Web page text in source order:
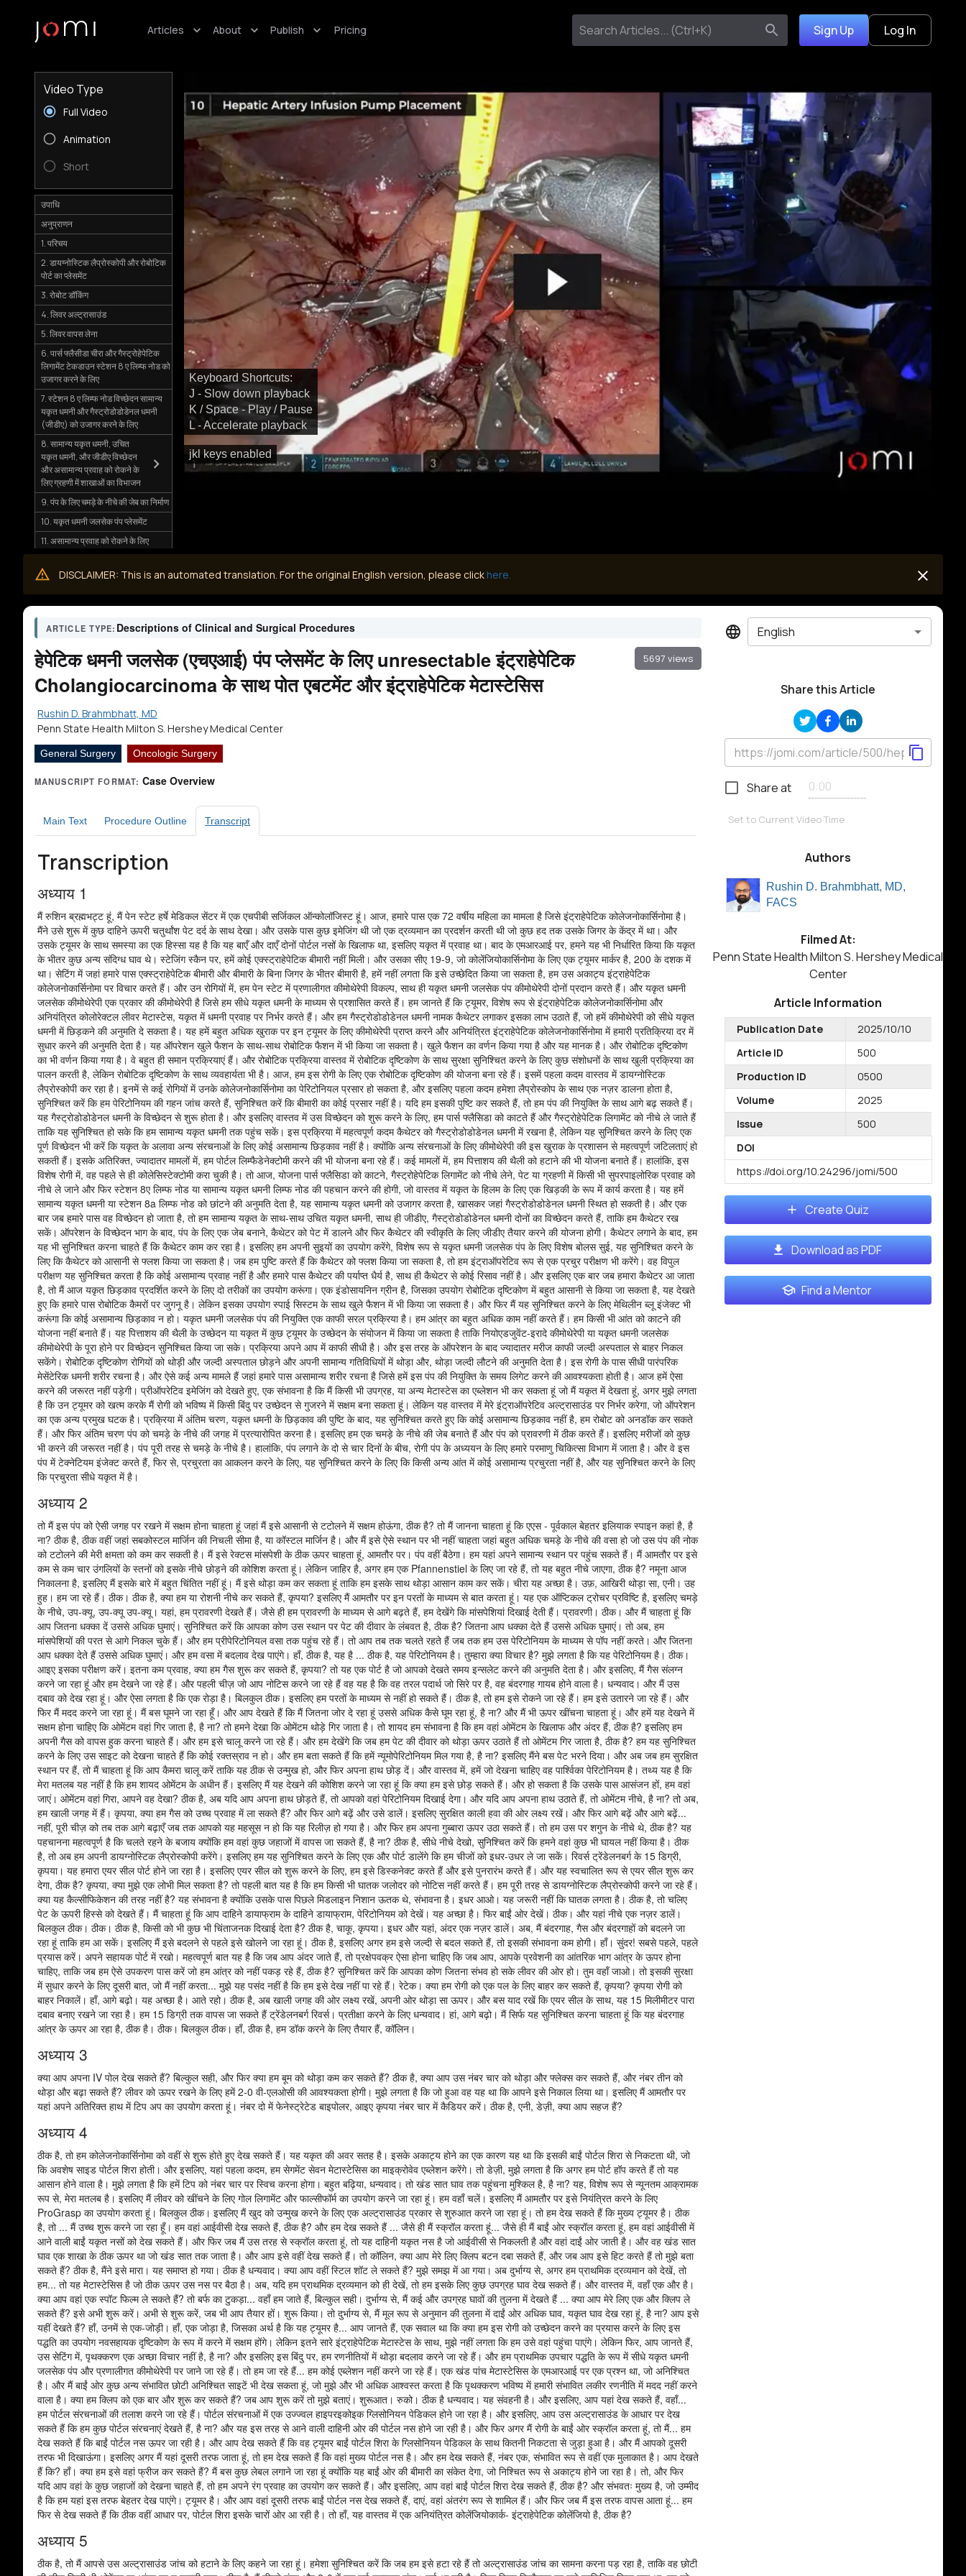
Articles About Publish Pricing Sign Up Log In
jkl keys enabled
Keyboard Shortcuts:
J - Slow down playback
K / Space - Play / Pause
L - Accelerate playback
Video Type
Full Video
Animation
Short
उपाधि
अनुप्राणन
1. परिचय
2. डायग्नोस्टिक लैप्रोस्कोपी और रोबोटिक
पोर्ट का प्लेसमेंट
3. रोबोट डॉकिंग
4. लिवर अल्ट्रासाउंड
5. लिवर वापस लेना
6. पार्स फ्लैसीडा चीरा और गैस्ट्रोहेपेटिक
लिगामेंट टेकडाउन स्टेशन 8 ए लिम्फ नोड को
उजागर करने के लिए
7. स्टेशन 8 ए लिम्फ नोड विच्छेदन सामान्य
यकृत धमनी और गैस्ट्रोडोडोडेनल धमनी
(जीडीए) को उजागर करने के लिए
8. सामान्य यकृत धमनी, उचित
यकृत धमनी, और जीडीए विच्छेदन
और असामान्य प्रवाह को रोकने के
लिए ग्रहणी में शाखाओं का विभाजन
9. पंप के लिए चमड़े के नीचे की जेब का निर्माण
10. यकृत धमनी जलसेक पंप प्लेसमेंट
11. असामान्य प्रवाह को रोकने के लिए
आईसीजी और मेथिलीन ब्लू परीक्षण
12. हेमोस्टेसिस, टीएपी ब्लॉक और रोबोट
13. चमड़े के नीचे की जेब में पंप की नियुक्ति
14. बंद करना
DISCLAIMER: This is an automated translation. For the original English version, please click here.
ARTICLE TYPE: Descriptions of Clinical and Surgical Procedures
हेपेटिक धमनी जलसेक (एचएआई) पंप प्लेसमेंट के लिए unresectable इंट्राहेपेटिक
Cholangiocarcinoma के साथ पोत एबटमेंट और इंट्राहेपेटिक मेटास्टेसिस
5697 views
Rushin D. Brahmbhatt, MD
Penn State Health Milton S. Hershey Medical Center
General Surgery Oncologic Surgery
MANUSCRIPT FORMAT: Case Overview
Main Text Procedure Outline Transcript
Transcription
अध्याय 1
मैं रुशिन ब्रह्मभट्ट हूं, मैं पेन स्टेट हर्षे मेडिकल सेंटर में एक एचपीबी सर्जिकल ऑन्कोलॉजिस्ट हूं। आज, हमारे पास एक 72 वर्षीय महिला का मामला है जिसे इंट्राहेपेटिक कोलेजनोकार्सिनोमा है।
मैंने उसे शुरू में कुछ दाहिने ऊपरी चतुर्थांश पेट दर्द के साथ देखा। और उसके पास कुछ इमेजिंग थी जो एक द्रव्यमान का प्रदर्शन करती थी जो कुछ हद तक उसके जिगर के केंद्र में था। और
उसके ट्यूमर के साथ समस्या का एक हिस्सा यह है कि यह बाएँ और दाएँ दोनों पोर्टल नसों के खिलाफ था, इसलिए यकृत में प्रवाह था। बाद के एमआरआई पर, हमने यह भी निर्धारित किया कि यकृत
के भीतर कुछ अन्य संदिग्ध घाव थे। स्टेजिंग स्कैन पर, हमें कोई एक्स्ट्राहेपेटिक बीमारी नहीं मिली। और उसका सीए 19-9, जो कोलेंजियोकार्सिनोमा के लिए एक ट्यूमर मार्कर है, 200 के दशक में
था। सेटिंग में जहां हमारे पास एक्स्ट्राहेपेटिक बीमारी और बीमारी के बिना जिगर के भीतर बीमारी है, हमें नहीं लगता कि इसे उच्छेदित किया जा सकता है, हम उस अकाट्य इंट्राहेपेटिक
कोलेजनोकार्सिनोमा पर विचार करते हैं। और उन रोगियों में, हम पेन स्टेट में प्रणालीगत कीमोथेरेपी विकल्प, साथ ही यकृत धमनी जलसेक पंप कीमोथेरेपी दोनों प्रदान करते हैं। और यकृत धमनी
जलसेक कीमोथेरेपी एक प्रकार की कीमोथेरेपी है जिसे हम सीधे यकृत धमनी के माध्यम से प्रशासित करते हैं। हम जानते हैं कि ट्यूमर, विशेष रूप से इंट्राहेपेटिक कोलेजनोकार्सिनोमा और
अनियंत्रित कोलोरेक्टल लीवर मेटास्टेस, यकृत में धमनी प्रवाह पर निर्भर करते हैं। और हम गैस्ट्रोडोडोडेनल धमनी नामक कैथेटर लगाकर इसका लाभ उठाते हैं, जो हमें कीमोथेरेपी को सीधे यकृत
धमनी में छिड़कने की अनुमति दे सकता है। यह हमें बहुत अधिक खुराक पर इन ट्यूमर के लिए कीमोथेरेपी प्राप्त करने और अनियंत्रित इंट्राहेपेटिक कोलेजनोकार्सिनोमा में हमारी प्रतिक्रिया दर में
सुधार करने की अनुमति देता है। यह ऑपरेशन खुले फैशन के साथ-साथ रोबोटिक फैशन में भी किया जा सकता है। खुले फैशन का वर्णन किया गया है और यह मानक है। और रोबोटिक दृष्टिकोण
का भी वर्णन किया गया है। वे बहुत ही समान प्रक्रियाएं हैं। और रोबोटिक प्रक्रिया वास्तव में रोबोटिक दृष्टिकोण के साथ सुरक्षा सुनिश्चित करने के लिए कुछ संशोधनों के साथ खुली प्रक्रिया का
पालन करती है, लेकिन रोबोटिक दृष्टिकोण के साथ व्यवहार्यता भी है। आज, हम इस रोगी के लिए एक रोबोटिक दृष्टिकोण की योजना बना रहे हैं। इसमें पहला कदम वास्तव में डायग्नोस्टिक
लैप्रोस्कोपी कर रहा है। इनमें से कई रोगियों में उनके कोलेजनोकार्सिनोमा का पेरिटोनियल प्रसार हो सकता है, और इसलिए पहला कदम हमेशा लैप्रोस्कोप के साथ एक नज़र डालना होता है,
सुनिश्चित करें कि हम पेरिटोनियम की गहन जांच करते हैं, सुनिश्चित करें कि बीमारी का कोई प्रसार नहीं है। यदि हम इसकी पुष्टि कर सकते हैं, तो हम पंप की नियुक्ति के साथ आगे बढ़ सकते हैं।
यह गैस्ट्रोडोडोडेनल धमनी के विच्छेदन से शुरू होता है। और इसलिए वास्तव में उस विच्छेदन को शुरू करने के लिए, हम पार्स फ्लैसिडा को काटते हैं और गैस्ट्रोहेपेटिक लिगामेंट को नीचे ले जाते हैं
ताकि यह सुनिश्चित हो सके कि हम सामान्य यकृत धमनी तक पहुंच सकें। इस प्रक्रिया में महत्वपूर्ण कदम कैथेटर को गैस्ट्रोडोडोडेनल धमनी में रखना है, लेकिन यह सुनिश्चित करने के लिए एक
पूर्ण विच्छेदन भी करें कि यकृत के अलावा अन्य संरचनाओं के लिए कोई असामान्य छिड़काव नहीं है। क्योंकि अन्य संरचनाओं के लिए कीमोथेरेपी की इस खुराक के प्रशासन से महत्वपूर्ण जटिलताएं हो
सकती हैं। इसके अतिरिक्त, ज्यादातर मामलों में, हम पोर्टल लिम्फैडेनेक्टोमी करने की भी योजना बना रहे हैं। कई मामलों में, हम पित्ताशय की थैली को हटाने की भी योजना बनाते हैं। हालांकि, इस
विशेष रोगी में, वह पहले से ही कोलेसिस्टेक्टोमी करा चुकी है। तो आज, योजना पार्स फ्लैसिडा को काटने, गैस्ट्रोहेपेटिक लिगामेंट को नीचे लेने, पेट या ग्रहणी में किसी भी सुपरपाइलोरिक प्रवाह को
नीचे ले जाने और फिर स्टेशन 8ए लिम्फ नोड या सामान्य यकृत धमनी लिम्फ नोड की पहचान करने की होगी, जो वास्तव में यकृत के हिलम के लिए एक खिड़की के रूप में कार्य करता है। यह हमें
सामान्य यकृत धमनी या स्टेशन 8a लिम्फ नोड को छांटने की अनुमति देता है, यह सामान्य यकृत धमनी को उजागर करता है, खासकर जहां गैस्ट्रोडोडोडेनल धमनी स्थित हो सकती है। और एक
बार जब हमारे पास वह विच्छेदन हो जाता है, तो हम सामान्य यकृत के साथ-साथ उचित यकृत धमनी, साथ ही जीडीए, गैस्ट्रोडोडोडेनल धमनी दोनों का विच्छेदन करते हैं, ताकि हम कैथेटर रख
सकें। ऑपरेशन के विच्छेदन भाग के बाद, पंप के लिए एक जेब बनाने, कैथेटर को पेट में डालने और फिर कैथेटर की स्वीकृति के लिए जीडीए तैयार करने की योजना होगी। कैथेटर लगाने के बाद, हम
यह भी सुनिश्चित करना चाहते हैं कि कैथेटर काम कर रहा है। इसलिए हम अपनी सुइयों का उपयोग करेंगे, विशेष रूप से यकृत धमनी जलसेक पंप के लिए विशेष बोलस सुई, यह सुनिश्चित करने के
लिए कि कैथेटर को आसानी से फ्लश किया जा सकता है। जब हम पुष्टि करते हैं कि कैथेटर को फ्लश किया जा सकता है, तो हम इंट्राऑपरेटिव रूप से एक प्रचुर परीक्षण भी करेंगे। वह विपुल
परीक्षण यह सुनिश्चित करता है कि कोई असामान्य प्रवाह नहीं है और हमारे पास कैथेटर की पर्याप्त धैर्य है, साथ ही कैथेटर से कोई रिसाव नहीं है। और इसलिए एक बार जब हमारा कैथेटर आ जाता
है, तो मैं आज यकृत छिड़काव प्रदर्शित करने के लिए दो तरीकों का उपयोग करूंगा। एक इंडोसायनिन ग्रीन है, जिसका उपयोग रोबोटिक दृष्टिकोण में बहुत आसानी से किया जा सकता है, यह देखते
हुए कि हमारे पास रोबोटिक कैमरों पर जुगनू है। लेकिन इसका उपयोग स्पाई सिस्टम के साथ खुले फैशन में भी किया जा सकता है। और फिर मैं यह सुनिश्चित करने के लिए मेथिलीन ब्लू इंजेक्ट भी
करूंगा कि कोई असामान्य छिड़काव न हो। यकृत धमनी जलसेक पंप की नियुक्ति एक काफी सरल प्रक्रिया है। हम आंत्र का बहुत अधिक काम नहीं करते हैं। हम किसी भी आंत को काटने की
योजना नहीं बनाते हैं। यह पित्ताशय की थैली के उच्छेदन या यकृत में कुछ ट्यूमर के उच्छेदन के संयोजन में किया जा सकता है ताकि नियोएडजुवेंट-इरादे कीमोथेरेपी या यकृत धमनी जलसेक
कीमोथेरेपी के पूरा होने पर विच्छेदन सुनिश्चित किया जा सके। प्रक्रिया अपने आप में काफी सीधी है। और इस तरह के ऑपरेशन के बाद ज्यादातर मरीज काफी जल्दी अस्पताल से बाहर निकल
सकेंगे। रोबोटिक दृष्टिकोण रोगियों को थोड़ी और जल्दी अस्पताल छोड़ने और अपनी सामान्य गतिविधियों में थोड़ा और, थोड़ा जल्दी लौटने की अनुमति देता है। इस रोगी के पास सीधी पारंपरिक
मेसेंटेरिक धमनी शरीर रचना है। और ऐसे कई अन्य मामले हैं जहां हमारे पास असामान्य शरीर रचना है जिसे हमें इस पंप की नियुक्ति के समय लिगेट करने की आवश्यकता होती है। आज हमें ऐसा
करने की जरूरत नहीं पड़ेगी। प्रीऑपरेटिव इमेजिंग को देखते हुए, एक संभावना है कि मैं किसी भी उपग्रह, या अन्य मेटास्टेस का एब्लेशन भी कर सकता हूं जो मैं यकृत में देखता हूं, अगर मुझे लगता
है कि उन ट्यूमर को खत्म करके मैं रोगी को भविष्य में किसी बिंदु पर उच्छेदन से गुजरने में सक्षम बना सकता हूं। लेकिन यह वास्तव में मेरे इंट्राऑपरेटिव अल्ट्रासाउंड पर निर्भर करेगा, जो ऑपरेशन
का एक अन्य प्रमुख घटक है। प्रक्रिया में अंतिम चरण, यकृत धमनी के छिड़काव की पुष्टि के बाद, यह सुनिश्चित करते हुए कि कोई असामान्य छिड़काव नहीं है, हम रोबोट को अनडॉक कर सकते
हैं। और फिर अंतिम चरण पंप को चमड़े के नीचे की जगह में प्रत्यारोपित करना है। इसलिए हम एक चमड़े के नीचे की जेब बनाते हैं और पंप को प्रावरणी में ठीक करते हैं। इसलिए मरीजों को कुछ
भी करने की जरूरत नहीं है। पंप पूरी तरह से चमड़े के नीचे है। हालांकि, पंप लगाने के दो से चार दिनों के बीच, रोगी पंप के अध्ययन के लिए हमारे परमाणु चिकित्सा विभाग में जाता है। और वे इस
पंप में टेक्नेटियम इंजेक्ट करते हैं, फिर से, प्रचुरता का आकलन करने के लिए, यह सुनिश्चित करने के लिए कि किसी अन्य आंत में कोई असामान्य प्रचुरता नहीं है, और यह सुनिश्चित करने के लिए
कि प्रचुरता सीधे यकृत में है।
अध्याय 2
तो मैं इस पंप को ऐसी जगह पर रखने में सक्षम होना चाहता हूं जहां मैं इसे आसानी से टटोलने में सक्षम होऊंगा, ठीक है? तो मैं जानना चाहता हूं कि एएस - पूर्वकाल बेहतर इलियाक स्पाइन कहां है, है
ना? ठीक है, ठीक वहीं जहां सबकोस्टल मार्जिन की निचली सीमा है, या कॉस्टल मार्जिन है। और मैं इसे ऐसे स्थान पर भी नहीं चाहता जहां बहुत अधिक चमड़े के नीचे की वसा हो जो उस पंप की नोक
को टटोलने की मेरी क्षमता को कम कर सकती है। मैं इसे रेक्टस मांसपेशी के ठीक ऊपर चाहता हूं, आमतौर पर। पंप वहीं बैठेगा। हम यहां अपने सामान्य स्थान पर पहुंच सकते हैं। मैं आमतौर पर इसे
कम से कम चार उंगलियों के स्तनों को इसके नीचे छोड़ने की कोशिश करता हूं। लेकिन जाहिर है, अगर हम एक Pfannenstiel के लिए जा रहे हैं, तो यह बहुत नीचे जाएगा, ठीक है? नमूना आज
निकालना है, इसलिए मैं इसके बारे में बहुत चिंतित नहीं हूं। मैं इसे थोड़ा कम कर सकता हूं ताकि हम इसके साथ थोड़ा आसान काम कर सकें। चीरा यह अच्छा है। उफ़, आखिरी थोड़ा सा, एनी। उह
हुह। हम जा रहे हैं। ठीक। ठीक है, क्या हम या रोशनी नीचे कर सकते हैं, कृपया? इसलिए मैं आमतौर पर इन परतों के माध्यम से बात करता हूं। यह एक ऑप्टिकल ट्रोचर प्रविष्टि है, इसलिए चमड़े
के नीचे, उप-क्यू, उप-क्यू उप-क्यू। यहां, हम प्रावरणी देखते हैं। जैसे ही हम प्रावरणी के माध्यम से आगे बढ़ते हैं, हम देखेंगे कि मांसपेशियां दिखाई देती हैं। प्रावरणी। ठीक। और मैं चाहता हूं कि
आप जितना धक्का दें उससे अधिक घुमाएं। सुनिश्चित करें कि आपका कोण उस स्थान पर पेट की दीवार के लंबवत है, ठीक है? जितना आप धक्का देते हैं उससे अधिक घुमाएं। तो अब, हम
मांसपेशियों की परत से आगे निकल चुके हैं। और हम प्रीपेरिटोनियल वसा तक पहुंच रहे हैं। तो आप तब तक चलते रहते हैं जब तक हम उस पेरिटोनियम के माध्यम से पॉप नहीं करते। और जितना
आप धक्का देते हैं उससे अधिक घुमाएं। और हम वसा में बदलाव देख पाएंगे। हाँ, ठीक है, यह है ... ठीक है, यह पेरिटोनियम है। तुम्हारा क्या विचार है? मुझे लगता है कि यह पेरिटोनियम है। ठीक।
आइए इसका परीक्षण करें। इतना कम प्रवाह, क्या हम गैस शुरू कर सकते हैं, कृपया? तो यह एक पोर्ट है जो आपको देखते समय इन्सलेट करने की अनुमति देता है। और इसलिए, मैं गैस संलग्न
करने जा रहा हूं और हम देखने जा रहे हैं। और पहली चीज़ जो आप नोटिस करने जा रहे हैं वह यह है कि वह तरल पदार्थ जो सिरे पर है, वह बंदरगाह गायब होने वाला है। धन्यवाद। और मैं उस
दबाव को देख रहा हूं। और ऐसा लगता है कि एक रोड़ा है। बिलकुल ठीक। इसलिए हम परतों के माध्यम से नहीं हो सकते हैं। ठीक है, तो हम इसे रोकने जा रहे हैं। हम इसे उतारने जा रहे हैं। और
फिर मैं मदद करने जा रहा हूं। मैं बस घूमने जा रहा हूँ। और आप देखते हैं कि मैं जितना जोर दे रहा हूं उससे अधिक कैसे घूम रहा हूं, है ना? और मैं भी ऊपर खींचना चाहता हूं। और हमें यह देखने में
सक्षम होना चाहिए कि ओमेंटम वहां गिर जाता है, है ना? तो हमने देखा कि ओमेंटम थोड़े गिर जाता है। तो शायद हम संभावना है कि हम वहां ओमेंटम के खिलाफ और अंदर हैं, ठीक है? इसलिए हम
अपनी गैस को वापस हुक करना चाहते हैं। और हम इसे चालू करने जा रहे हैं। और हम देखेंगे कि जब हम पेट की दीवार को थोड़ा ऊपर उठाते हैं तो ओमेंटम गिर जाता है, ठीक है? हम यह सुनिश्चित
करने के लिए उस साइट को देखना चाहते हैं कि कोई रक्तस्राव न हो। और हम बता सकते हैं कि हमें न्यूमोपेरिटोनियम मिल गया है, है ना? इसलिए मैंने बस पेट भरने दिया। और अब जब हम सुरक्षित
स्थान पर हैं, तो मैं चाहता हूं कि आप कैमरा चालू करें ताकि यह ठीक से उन्मुख हो, और फिर अपना हाथ छोड़ दें। और वास्तव में, हमें जो देखना चाहिए वह पार्श्विका पेरिटोनियम है। तथ्य यह है कि
मेरा मतलब यह नहीं है कि हम शायद ओमेंटम के अधीन हैं। इसलिए मैं यह देखने की कोशिश करने जा रहा हूं कि क्या हम इसे छोड़ सकते हैं। और हो सकता है कि उसके पास आसंजन हों, हम वहां
जाएं। ओमेंटम वहां गिरा, आपने वह देखा? ठीक है, अब यदि आप अपना हाथ छोड़ते हैं, तो आपको वहां पेरिटोनियम दिखाई देगा। और यदि आप अपना हाथ उठाते हैं, तो ओमेंटम नीचे, है ना? तो अब,
हम खाली जगह में हैं। कृपया, क्या हम गैस को उच्च प्रवाह में ला सकते हैं? और फिर आगे बढ़ें और उसे डालें। इसलिए सुरक्षित काली हवा की ओर लक्ष्य रखें। और फिर आगे बढ़ें और आगे बढ़ें...
नहीं, पूरी चीज़ को तब तक आगे बढ़ाएँ जब तक आपको यह महसूस न हो कि यह रिलीज़ हो गया है। और फिर हम अपना गुब्बारा ऊपर उठा सकते हैं। तो हम उस पर शगुन के नीचे थे, ठीक है? यह
पहचानना महत्वपूर्ण है कि चलते रहने के बजाय क्योंकि हम वहां कुछ जहाजों में वापस जा सकते हैं, है ना? ठीक है, सीधे नीचे देखो, सुनिश्चित करें कि हमने वहां कुछ भी घायल नहीं किया है। ठीक
है, तो अब हम अपनी डायग्नोस्टिक लैप्रोस्कोपी करेंगे। इसलिए हम यह सुनिश्चित करने के लिए एक और पोर्ट डालेंगे कि हम चीजों को इधर-उधर ले जा सकें। रिवर्स ट्रेंडेलनबर्ग के 15 डिग्री,
कृपया। यह हमारा एयर सील पोर्ट होने जा रहा है। इसलिए एयर सील को शुरू करने के लिए, हम इसे डिस्कनेक्ट करते हैं और इसे पुनरारंभ करते हैं। और यह स्वचालित रूप से एयर सील शुरू कर
देगा, ठीक है? कृपया, क्या मुझे एक लोभी मिल सकता है? तो पहली बात यह है कि हम किसी भी घातक जलोदर को नोटिस नहीं करते हैं। हम पूरी तरह से डायग्नोस्टिक लैप्रोस्कोपी करने जा रहे हैं।
क्या यह कैल्सीफिकेशन की तरह नहीं है? यह संभावना है क्योंकि उसके पास पिछले मिडलाइन निशान ऊतक थे, संभावना है। इधर आओ। यह जरूरी नहीं कि घातक लगता है। ठीक है, तो चलिए
पेट के ऊपरी हिस्से को देखते हैं। मैं चाहता हूं कि आप दाहिने डायाफ्राम के दाहिने डायाफ्राम, पेरिटोनियम को देखें। यह अच्छा है। फिर बाईं ओर देखें। ठीक। और यहां नीचे एक नज़र डालें।
बिलकुल ठीक। ठीक। ठीक है, किसी को भी कुछ भी चिंताजनक दिखाई देता है? ठीक है, चाकू, कृपया। इधर और यहां, अंदर एक नज़र डालें। अब, मैं बंदरगाह, गैस और बंदरगाहों को बदलने जा
रहा हूं ताकि हम आ सकें। इसलिए मैं इसे बदलने से पहले इसे खोलने जा रहा हूं। ठीक है, इसलिए अगर हम इसे जल्दी से बदल सकते हैं, तो इसकी संभावना कम होगी। हाँ। सुंदर! सबसे पहले, पहले
प्रयास करें। अपने सहायक पोर्ट में रखो। महत्वपूर्ण बात यह है कि जब आप अंदर जाते हैं, तो प्रक्षेपवक्र ऐसा होना चाहिए कि जब आप, आपके प्रवेशनी का आंतरिक भाग आंत्र के ऊपर होना
चाहिए, ताकि जब हम ऐसे उपकरण पास करें जो हम आंत्र को नहीं पकड़ रहे हैं, ठीक है? सुनिश्चित करें कि आपका कोण जितना संभव हो सके लीवर की ओर हो। तुम वहाँ जाओ। तो इसकी सुरक्षा
में सुधार करने के लिए दूसरी बात, जो मैं नहीं करता... मुझे यह पसंद नहीं है कि हम इसे देख नहीं पा रहे हैं। रेटेक। क्या हम रोगी को एक पल के लिए बाहर कर सकते हैं, कृपया? कृपया रोगी को
बाहर निकालें। हाँ, आगे बढ़ो। यह अच्छा है। आते रहो। ठीक है, अब खाली जगह की ओर लक्ष्य रखें, अपनी ओर थोड़ा सा ऊपर। और बस याद रखें कि एयर सील के साथ, यह 15 मिलीमीटर पारा
दबाव बनाए रखने जा रहा है। हम 15 डिग्री तक वापस जा सकते हैं ट्रेंडेलनबर्ग रिवर्स। प्रतीक्षा करने के लिए धन्यवाद। हां, आगे बढ़ो। मैं सिर्फ यह सुनिश्चित करना चाहता हूं कि यह बंदरगाह
आंत्र के ऊपर आ रहा है, ठीक है। ठीक। बिलकुल ठीक। हाँ, ठीक है, हम डॉक करने के लिए तैयार हैं, कॉलिन।
अध्याय 3
क्या आप अपना IV पोल देख सकते हैं? बिल्कुल सही, और फिर क्या हम बूम को थोड़ा कम कर सकते हैं? ठीक है, क्या आप उस नंबर चार को थोड़ा और फ्लेक्स कर सकते हैं, और नंबर तीन को
थोड़ा और बढ़ा सकते हैं? लीवर को ऊपर रखने के लिए हमें 2-0 वी-एलओसी की आवश्यकता होगी। मुझे लगता है कि जो हुआ वह यह था कि आपने इसे निकाल लिया था। इसलिए मैं आमतौर पर
यहां अपने अतिरिक्त हाथ में टिप अप का उपयोग करता हूं। नंबर दो में फेनेस्ट्रेटेड बाइपोलर, आइए कृपया नंबर चार में कैडियर करें। ठीक है, एनी, डेज़ी, क्या आप सहज हैं?
अध्याय 4
ठीक है, तो हम कोलेजनोकार्सिनोमा को वहीं से शुरू होते हुए देख सकते हैं। यह यकृत की अवर सतह है। इसके अकाट्य होने का एक कारण यह था कि इसकी बाईं पोर्टल शिरा से निकटता थी, जो
कि अवशेष साइड पोर्टल शिरा होती। और इसलिए, यहां पहला कदम, हम सेगमेंट सेवन मेटास्टेसिस का माइक्रोवेव एब्लेशन करेंगे। तो डेज़ी, मुझे लगता है कि अगर हम पोर्ट हॉप करते हैं तो यह
आसान होने वाला है। मुझे लगता है कि हमें टिप को नंबर चार पर स्विच करना होगा। बहुत बढ़िया, धन्यवाद। तो खंड सात घाव तक पहुंचना मुश्किल है, है ना? यह, विशेष रूप से न्यूनतम आक्रामक
रूप से, मेरा मतलब है। इसलिए मैं लीवर को खींचने के लिए गोल लिगामेंट और फाल्सीफॉर्म का उपयोग करने जा रहा हूं। हम वहाँ चलें। इसलिए मैं आमतौर पर इसे नियंत्रित करने के लिए
ProGrasp का उपयोग करता हूं। बिलकुल ठीक। इसलिए मैं खुद को उन्मुख करने के लिए एक अल्ट्रासाउंड प्रकार से शुरुआत करने जा रहा हूं। तो हम देख सकते हैं कि मुख्य ट्यूमर है। ठीक
है, तो ... मैं उच्च शुरू करने जा रहा हूँ। हम वहां आईवीसी देख सकते हैं, ठीक है? और हम देख सकते हैं ... जैसे ही मैं स्क्रॉल करता हूं... जैसे ही मैं बाईं ओर स्क्रॉल करता हूं, हम वहां आईवीसी में
आने वाली बाईं यकृत नसों को देख सकते हैं। और फिर जब मैं उस तरह से स्क्रॉल करता हूं, तो यह दाहिनी यकृत नस है जो आईवीसी से निकलती है और वहां दाईं ओर जाती है। और वह खंड सात
घाव एक शाखा के ठीक ऊपर था जो खंड सात तक जाता है। और आप इसे वहीं देख सकते हैं। तो कॉलिन, क्या आप मेरे लिए क्लिप बटन दबा सकते हैं, और जब आप इसे हिट करते हैं तो मुझे बता
सकते हैं? ठीक है, मैंने इसे मारा। यह समाप्त हो गया। ठीक है धन्यवाद। क्या आप वहीं स्टिल शॉट ले सकते हैं? मुझे समझ में आ गया। अब दुर्भाग्य से, अगर हम प्राथमिक द्रव्यमान को देखें, तो
हम... तो यह मेटास्टेसिस है जो ठीक ऊपर उस नस पर बैठा है। अब, यदि हम प्राथमिक द्रव्यमान को ही देखें, तो हम इसके लिए कुछ उपग्रह घाव देख सकते हैं। और वास्तव में, वहाँ एक और है।
क्या आप वहां एक स्पॉट फिल्म ले सकते हैं? तो बर्फ का टुकड़ा... वहाँ हम जाते हैं, बिल्कुल सही। दुर्भाग्य से, मैं कई और उपग्रह घावों की तुलना में देखते हैं ... क्या आप मेरे लिए एक और क्लिप ले
सकते हैं? इसे अभी शुरू करें। अभी से शुरू करें, जब भी आप तैयार हों। शुरू किया। तो दुर्भाग्य से, मैं मूल रूप से अनुमान की तुलना में दाईं ओर अधिक घाव, यकृत घाव देख रहा हूं, है ना? आप इसे
यहीं देखते हैं? हाँ, उनमें से एक-जोड़ी। हाँ, एक जोड़ा है, जिसका अर्थ है कि यह ट्यूमर है... आप जानते हैं, एक सवाल था कि क्या हम इस रोगी को उच्छेदन करने का प्रयास करने के लिए इस
पद्धति का उपयोग नवसहायक दृष्टिकोण के रूप में करने में सक्षम होंगे। लेकिन इतने सारे इंट्राहेपेटिक मेटास्टेस के साथ, मुझे नहीं लगता कि हम उसे वहां पहुंचा पाएंगे। लेकिन फिर, आप जानते हैं,
उस सेटिंग में, पृथक्करण एक अच्छा विचार नहीं है, है ना? और इसलिए इस बिंदु पर, हम रणनीतियों में थोड़ा बदलाव करने जा रहे हैं। और हम प्राथमिक उपचार पद्धति के रूप में सीधे यकृत धमनी
जलसेक पंप और प्रणालीगत कीमोथेरेपी पर जाने जा रहे हैं। तो हम जा रहे हैं... हम कोई एब्लेशन नहीं करने जा रहे हैं। एक खंड पांच मेटास्टेसिस के एमआरआई पर एक प्रश्न था, जो अनिश्चित
है। और मैं बाईं ओर कुछ अन्य संभावित छोटी अनिश्चित साइटें भी देख सकता हूं, जो मुझे और भी अधिक आश्वस्त करता है कि पृथक्करण भविष्य में हमारी संभावित लकीर रणनीति में मदद नहीं करने
वाला है। क्या हम क्लिप को एक बार और शुरू कर सकते हैं? जब आप शुरू करें तो मुझे बताएं। शुरूआत। रुको। ठीक है धन्यवाद। यह संवहनी है। और इसलिए, आप यहां देख सकते हैं, वहाँ...
हम पोर्टल संरचनाओं की तलाश करने जा रहे हैं। पोर्टल संरचनाओं में एक उज्ज्वल हाइपरइकोइक ग्लिसोनियन पेडिकल होने जा रहा है। और इसलिए, आप उस अल्ट्रासाउंड के आधार पर देख
सकते हैं कि हम कुछ पोर्टल संरचनाएं देखते हैं, है ना? और यह इस तरह से आने वाली दाहिनी ओर की पोर्टल नस होने जा रही है। और फिर अगर मैं रोगी के बाईं ओर स्क्रॉल करता हूं, तो मैं... हम
देख सकते हैं कि बाईं पोर्टल नस ऊपर जा रही है। और आप देख सकते हैं कि वह ट्यूमर बाईं पोर्टल शिरा के ग्लिसोनियन पेडिकल के साथ कितनी निकटता से जुड़ा हुआ है। और मैं आपको दूसरी
तरफ भी दिखाऊंगा। इसलिए अगर मैं यहां दूसरी तरफ जाता हूं, तो हम देख सकते हैं कि वहां मुख्य पोर्टल नस है। और हम देख सकते हैं, नंबर एक, संभावित रूप से वहीं एक मुलाकात है। आप देखते
हैं कि? हाँ। क्या हम इसे वहां फ्रीज कर सकते हैं? मैं बस कुछ लेबल लगाने जा रहा हूं क्योंकि यह बाईं ओर की बीमारी का संकेत देगा, जो निश्चित रूप से अकाट्य होने जा रहा है। तो, और फिर
यदि आप वहां के कुछ जहाजों को देखना चाहते हैं, तो हम अपने रंग प्रवाह का उपयोग कर सकते हैं। और इसलिए, आप वहां बाईं पोर्टल शिरा देख सकते हैं, ठीक है? और संभवतः मुख्य है, जो उम्मीद
है कि हम यहां इस तरफ बेहतर देख पाएंगे। ट्यूमर है। और आप वहां दूसरी तरफ बाईं पोर्टल नस देख सकते हैं, दाएं, वहां अंतरंग रूप से शामिल हैं। और फिर जब मैं इस तरफ वापस आता हूं... हम
फिर से देख सकते हैं कि ठीक वहीं आधार पर, पोर्टल शिरा इसके चारों ओर आ रही है। तो हाँ, यह वास्तव में एक अनियंत्रित कोलेंजियोकार्क- इंट्राहेपेटिक कोलेंजियो है, ठीक है?
अध्याय 5
ठीक है, तो मैं आपसे उस अल्ट्रासाउंड जांच को हटाने के लिए कहने जा रहा हूं। हमेशा सुनिश्चित करें कि जब हम इसे हटा रहे हैं तो अल्ट्रासाउंड जांच का सामना करना पड़ रहा है, ताकि वह छोटी
English
Share this Article
Share at
Set to Current Video Time
Authors
Rushin D. Brahmbhatt, MD,
FACS
Filmed At:
Penn State Health Milton S. Hershey Medical
Center
Article Information
Publication Date
2025/10/10
Article ID
500
Production ID
0500
Volume
2025
Issue
500
DOI
https://doi.org/10.24296/jomi/500
Create Quiz
Download as PDF
Find a Mentor